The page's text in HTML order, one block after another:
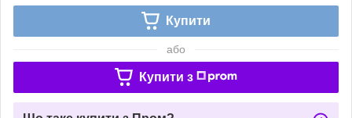
Купити
або
Купити з